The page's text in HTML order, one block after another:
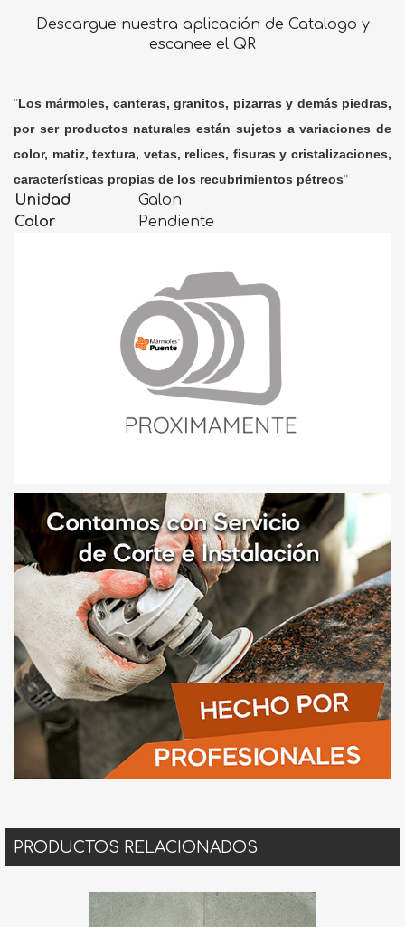
Descargue nuestra aplicación de Catalogo y
escanee el QR
"Los mármoles, canteras, granitos, pizarras y demás piedras,
por ser productos naturales están sujetos a variaciones de
color, matiz, textura, vetas, relices, fisuras y cristalizaciones,
características propias de los recubrimientos pétreos"
Unidad
Galon
Color
Pendiente
PRODUCTOS RELACIONADOS